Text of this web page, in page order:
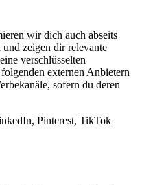
wir dich auch abseits
zeigen dir relevante
verschlüsselten
externen Anbietern
sofern du deren
Pinterest, TikTok